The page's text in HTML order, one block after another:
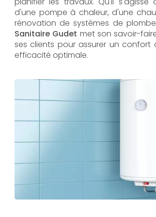
d'une pompe à chaleur, d'une
rénovation de systèmes de
Sanitaire Gudet met son savoir-
ses clients pour assurer un confort
efficacité optimale.